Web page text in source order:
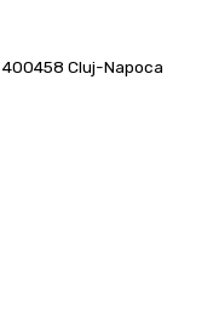
Cluj-Napoca